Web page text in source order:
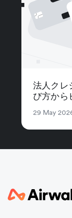
法人クレ
び方から
29 May